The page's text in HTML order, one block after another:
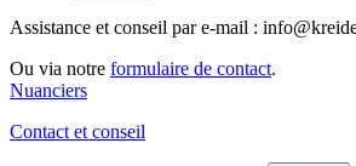
Assistance et conseil par e-mail :
Ou via notre formulaire de contact.
Nuanciers
Contact et conseil